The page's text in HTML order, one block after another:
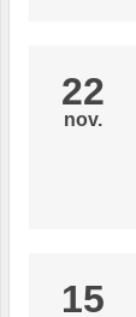
22
nov.
15